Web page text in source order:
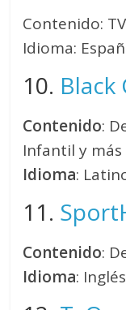
Contenido: TV
Idioma:
10. Black
Contenido:
Infantil y más
Idioma:
11.
Contenido:
Idioma: